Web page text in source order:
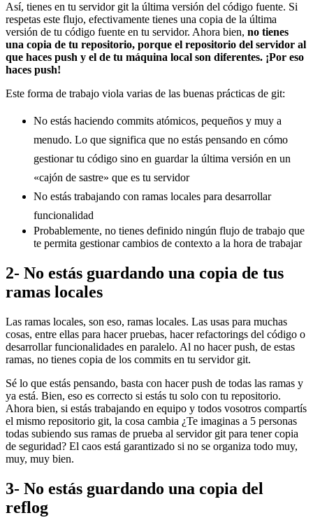
Así, tienes en tu servidor git la última versión del código fuente. Si
respetas este flujo, efectivamente tienes una copia de la última
versión de tu código fuente en tu servidor. Ahora bien, no tienes
una copia de tu repositorio, porque el repositorio del servidor al
que haces push y el de tu máquina local son diferentes. ¡Por eso
haces push!
Este forma de trabajo viola varias de las buenas prácticas de git:
No estás haciendo commits atómicos, pequeños y muy a
menudo. Lo que significa que no estás pensando en cómo
gestionar tu código sino en guardar la última versión en un
«cajón de sastre» que es tu servidor
No estás trabajando con ramas locales para desarrollar
funcionalidad
Probablemente, no tienes definido ningún flujo de trabajo que
te permita gestionar cambios de contexto a la hora de trabajar
2- No estás guardando una copia de tus
ramas locales
Las ramas locales, son eso, ramas locales. Las usas para muchas
cosas, entre ellas para hacer pruebas, hacer refactorings del código o
desarrollar funcionalidades en paralelo. Al no hacer push, de estas
ramas, no tienes copia de los commits en tu servidor git.
Sé lo que estás pensando, basta con hacer push de todas las ramas y
ya está. Bien, eso es correcto si estás tu solo con tu repositorio.
Ahora bien, si estás trabajando en equipo y todos vosotros compartís
el mismo repositorio git, la cosa cambia ¿Te imaginas a 5 personas
todas subiendo sus ramas de prueba al servidor git para tener copia
de seguridad? El caos está garantizado si no se organiza todo muy,
muy, muy bien.
3- No estás guardando una copia del
reflog